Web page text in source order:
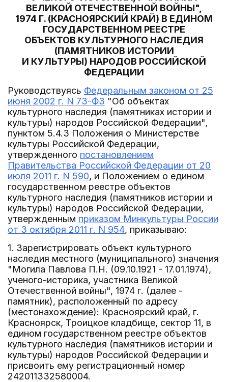
ВЕЛИКОЙ ОТЕЧЕСТВЕННОЙ ВОЙНЫ",
1974 Г. (КРАСНОЯРСКИЙ КРАЙ) В ЕДИНОМ
ГОСУДАРСТВЕННОМ РЕЕСТРЕ
ОБЪЕКТОВ КУЛЬТУРНОГО НАСЛЕДИЯ
(ПАМЯТНИКОВ ИСТОРИИ
И КУЛЬТУРЫ) НАРОДОВ РОССИЙСКОЙ
ФЕДЕРАЦИИ
Руководствуясь Федеральным законом от 25
июня 2002 г. N 73-ФЗ "Об объектах
культурного наследия (памятниках истории и
культуры) народов Российской Федерации",
пунктом 5.4.3 Положения о Министерстве
культуры Российской Федерации,
утвержденного постановлением
Правительства Российской Федерации от 20
июля 2011 г. N 590, и Положением о едином
государственном реестре объектов
культурного наследия (памятников истории и
культуры) народов Российской Федерации,
утвержденным приказом Минкультуры России
от 3 октября 2011 г. N 954, приказываю:
1. Зарегистрировать объект культурного
наследия местного (муниципального) значения
"Могила Павлова П.Н. (09.10.1921 - 17.01.1974),
ученого-историка, участника Великой
Отечественной войны", 1974 г. (далее -
памятник), расположенный по адресу
(местонахождение): Красноярский край, г.
Красноярск, Троицкое кладбище, сектор 11, в
едином государственном реестре объектов
культурного наследия (памятников истории и
культуры) народов Российской Федерации и
присвоить ему регистрационный номер
242011332580004.